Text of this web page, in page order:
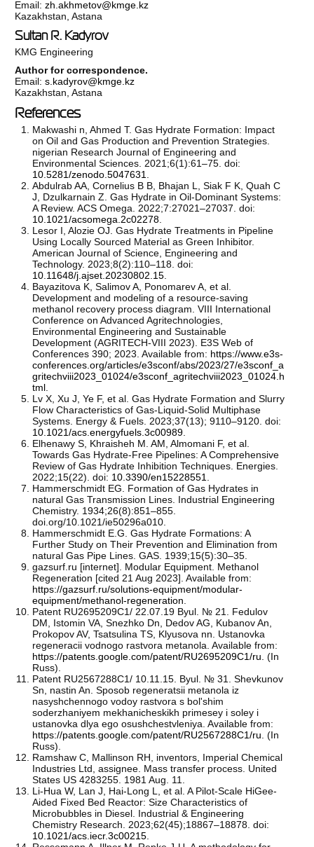
Email:zh.akhmetov@kmge.kz
Kazakhstan, Astana
Sultan R. Kadyrov
KMG Engineering
Author for correspondence.
Email:s.kadyrov@kmge.kz
Kazakhstan, Astana
References
Makwashi n, Ahmed T. Gas Hydrate Formation: Impact
on Oil and Gas Production and Prevention Strategies.
nigerian Research Journal of Engineering and
Environmental Sciences. 2021;6(1):61–75. doi:
10.5281/zenodo.5047631
Abdulrab AA, Cornelius B B, Bhajan L, Siak F K, Quah C
J, Dzulkarnain Z. Gas Hydrate in Oil-Dominant Systems:
A Review. ACS Omega. 2022;7:27021–27037. doi:
10.1021/acsomega.2c02278
Lesor I, Alozie OJ. Gas Hydrate Treatments in Pipeline
Using Locally Sourced Material as Green Inhibitor.
American Journal of Science, Engineering and
Technology. 2023;8(2):110–118. doi:
10.11648/j.ajset.20230802.15
Bayazitova K, Salimov A, Ponomarev A, et al.
Development and modeling of a resource-saving
methanol recovery process diagram. VIII International
Conference on Advanced Agritechnologies,
Environmental Engineering and Sustainable
Development (AGRITECH-VIII 2023). E3S Web of
Conferences 390; 2023. Available from: https://www.e3s-
conferences.org/articles/e3sconf/abs/2023/27/e3sconf_a
gritechviii2023_01024/e3sconf_agritechviii2023_01024.h
tml
Lv X, Xu J, Ye F, et al. Gas Hydrate Formation and Slurry
Flow Characteristics of Gas-Liquid-Solid Multiphase
Systems. Energy & Fuels. 2023;37(13); 9110–9120. doi:
10.1021/acs.energyfuels.3c00989
Elhenawy S, Khraisheh M. AM, Almomani F, et al.
Towards Gas Hydrate-Free Pipelines: A Comprehensive
Review of Gas Hydrate Inhibition Techniques. Energies.
2022;15(22). doi: 10.3390/en15228551
Hammerschmidt EG. Formation of Gas Hydrates in
natural Gas Transmission Lines. Industrial Engineering
Chemistry. 1934;26(8):851–855.
doi.org/10.1021/ie50296a010.
Hammerschmidt E.G. Gas Hydrate Formations: A
Further Study on Their Prevention and Elimination from
natural Gas Pipe Lines. GAS. 1939;15(5):30–35.
gazsurf.ru [internet]. Modular Equipment. Methanol
Regeneration [cited 21 Aug 2023]. Available from:
https://gazsurf.ru/solutions-equipment/modular-
equipment/methanol-regeneration
Patent RU2695209C1/ 22.07.19 Byul. № 21. Fedulov
DM, Istomin VA, Snezhko Dn, Dedov AG, Kubanov An,
Prokopov AV, Tsatsulina TS, Klyusova nn. Ustanovka
regeneracii vodnogo rastvora metanola. Available from:
https://patents.google.com/patent/RU2695209C1/ru . (In
Russ).
Patent RU2567288C1/ 10.11.15. Byul. № 31. Shevkunov
Sn, nastin An. Sposob regeneratsii metanola iz
nasyshchennogo vodoy rastvora s bol'shim
soderzhaniyem mekhanicheskikh primesey i soley i
ustanovka dlya ego osushchestvleniya. Available from:
https://patents.google.com/patent/RU2567288C1/ru . (In
Russ).
Ramshaw C, Mallinson RH, inventors, Imperial Chemical
Industries Ltd, assignee. Mass transfer process. United
States US 4283255. 1981 Aug. 11.
Li-Hua W, Lan J, Hai-Long L, et al. A Pilot-Scale HiGee-
Aided Fixed Bed Reactor: Size Characteristics of
Microbubbles in Diesel. Industrial & Engineering
Chemistry Research. 2023;62(45);18867–18878. doi:
10.1021/acs.iecr.3c00215